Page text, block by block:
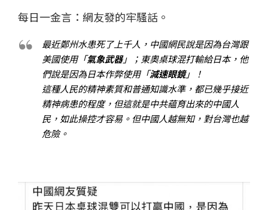
每日一金言：網友發的牢騷話。
最近鄭州水患死了上千人，中國網民說是因為台灣跟
美國使用「氣象武器」；東奧桌球混打輸給日本，他
們說是因為日本作弊使用「減速眼鏡」！
這種人民的精神素質和普通知識水準，都已幾乎接近
精神病患的程度，但這就是中共藴育出來的中國人
民，如此操控才容易。但中國人越無知，對台灣也越
危險。